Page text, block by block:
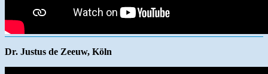
Dr. Justus de Zeeuw, Köln